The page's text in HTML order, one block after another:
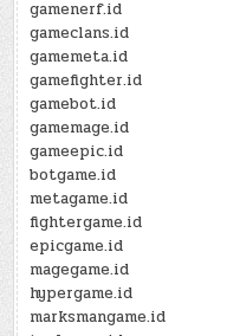
gamenerf.id
gameclans.id
gamemeta.id
gamefighter.id
gamebot.id
gamemage.id
gameepic.id
botgame.id
metagame.id
fightergame.id
epicgame.id
magegame.id
hypergame.id
marksmangame.id